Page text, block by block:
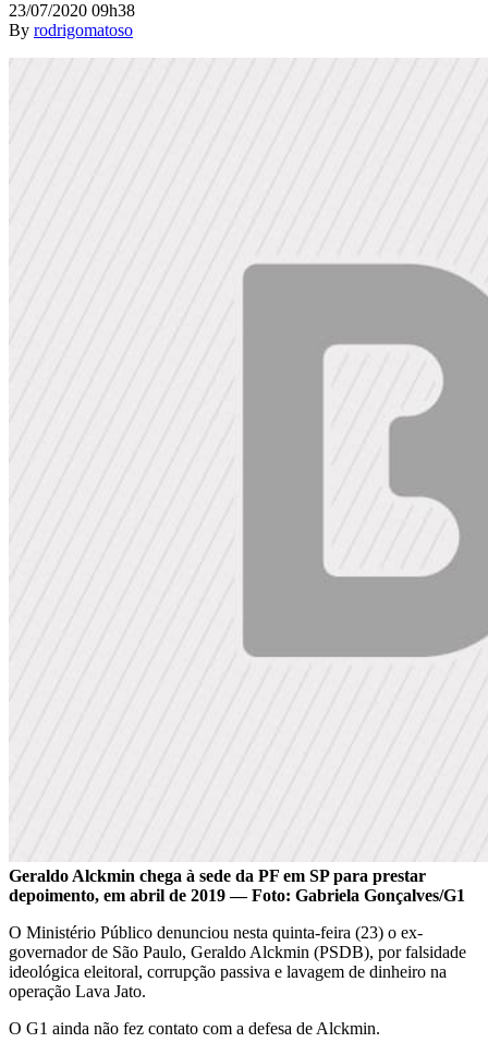
23/07/2020 09h38
By rodrigomatoso
Geraldo Alckmin chega à sede da PF em SP para prestar
depoimento, em abril de 2019 — Foto: Gabriela Gonçalves/G1
O Ministério Público denunciou nesta quinta-feira (23) o ex-
governador de São Paulo, Geraldo Alckmin (PSDB), por falsidade
ideológica eleitoral, corrupção passiva e lavagem de dinheiro na
operação Lava Jato.
O G1 ainda não fez contato com a defesa de Alckmin.